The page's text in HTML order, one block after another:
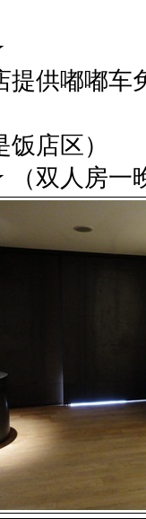
供嘟嘟车
店区）
人房一